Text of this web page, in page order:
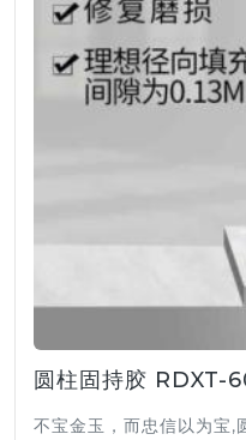
圆柱固持胶 RDXT-
不宝金玉，而忠信以为宝